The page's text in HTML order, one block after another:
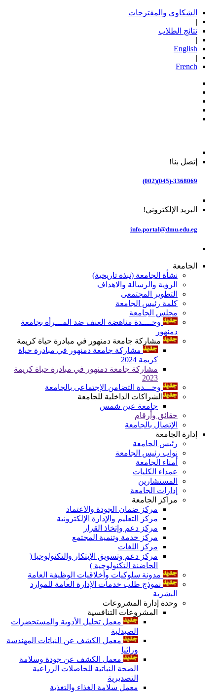
الشكاوى والمقترحات
|
نتائج الطلاب
|
English
|
French
إتصل بنا!
3368069-(045)(002)
البريد الإلكتروني!
info.portal@dmu.edu.eg
الجامعة
نشأة الجامعة (نبذة تاريخية)
الرؤية والرسالة والاهداف
التطوير المجتمعى
كلمة رئيس الجامعة
مجلس الجامعة
وحــــدة مناهضة العنف ضد المـــرأة بجامعة
دمنهور
مشاركة جامعة دمنهور في مبادرة حياة كريمة
مشاركة جامعة دمنهور في مبادرة حياة
كريمة 2024
مشاركة جامعة دمنهور في مبادرة حياة كريمة
2023
وحـــدة التضامن الإجتماعى بالجامعة
الشراكات الداخلية للجامعة
جامعة عين شمس
حقائق وأرقام
الإتصال بالجامعة
إدارة الجامعة
رئيس الجامعة
نواب رئيس الجامعة
أمناء الجامعة
عمداء الكليات
المستشارين
إدارات الجامعة
مراكز الجامعة
مركز ضمان الجودة والاعتماد
مركز التعليم والإدارة الإلكترونية
مركز دعم وإتخاذ القرار
مركز خدمة وتنمية المجتمع
مركز اللغات
مركز دعم وتسويق الإبتكار والتكنولوجيا (
الحاضنة التكنولوجية )
مدونة سلوكيات وأخلاقيات الوظيفة العامة
نموذج طلب خدمات الإدارة العامة للموارد
البشرية
وحدة إدارة المشروعات
المشروعات التنافسية
معمل تحليل الأدوية والمستحضرات
الصيدلية
معمل الكشف عن النباتات المهندسة
وراثيا
معمل الكشف عن جودة وسلامة
الصحة النباتية للحاصلات الزراعية
التصديرية
معمل سلامة الغذاء والتغذية